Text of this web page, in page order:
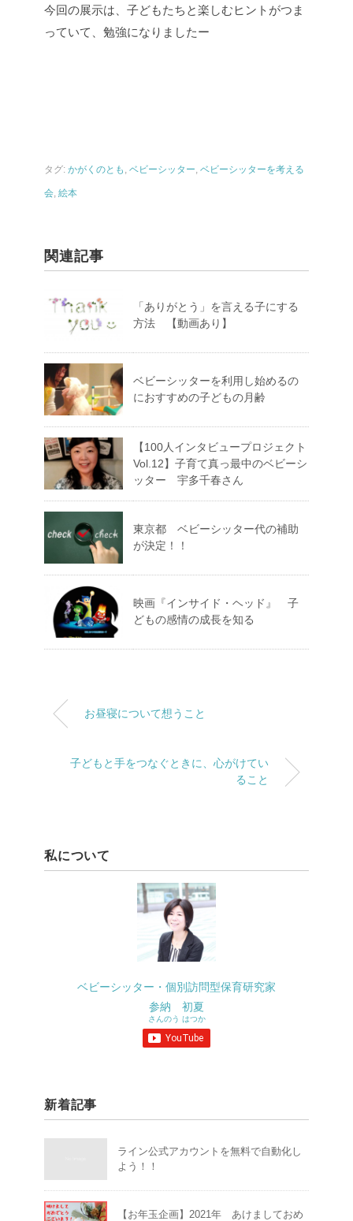
今回の展示は、子どもたちと楽しむヒントがつま
っていて、勉強になりましたー
タグ: かがくのとも , ベビーシッター, ベビーシッターを考える
会, 絵本
関連記事
「ありがとう」を言える子にする
方法 【動画あり】
ベビーシッターを利用し始めるの
におすすめの子どもの月齢
【100人インタビュープロジェクト
Vol.12】子育て真っ最中のベビーシ
ッター 宇多千春さん
東京都 ベビーシッター代の補助
が決定！！
映画『インサイド・ヘッド』 子
どもの感情の成長を知る
お昼寝について想うこと
子どもと手をつなぐときに、心がけてい
ること
私について
ベビーシッター・個別訪問型保育研究家
参納 初夏
さんのう はつか
新着記事
ライン公式アカウントを無料で自動化し
よう！！
【お年玉企画】2021年 あけましておめ